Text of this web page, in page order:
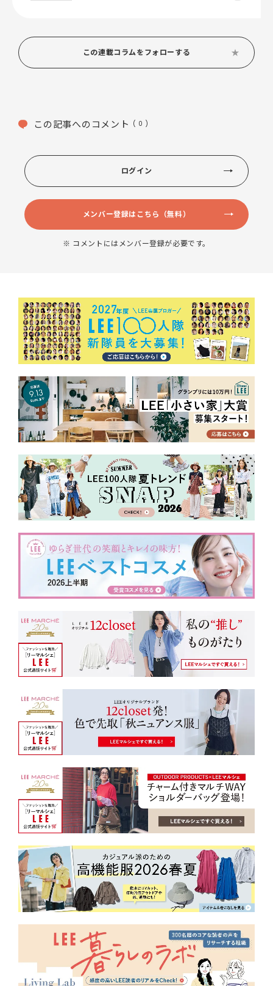
この連載コラムをフォローする
この記事へのコメント ( 0 )
ログイン
メンバー登録はこちら（無料）
※ コメントにはメンバー登録が必要です。